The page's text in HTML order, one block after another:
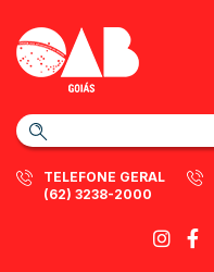
TELEFONE GERAL
(62) 3238-2000